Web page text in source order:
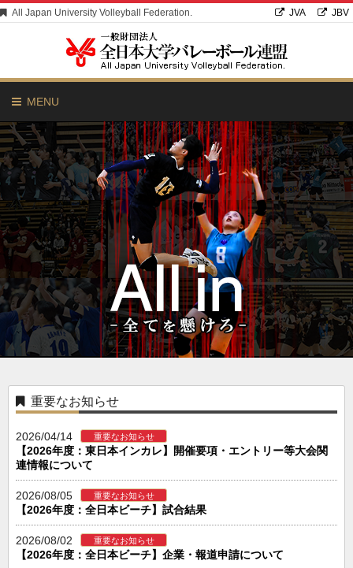
All Japan University Volleyball Federation. JVA JBV
MENU
重要なお知らせ
2026/04/14 重要なお知らせ
【2026年度：東日本インカレ】開催要項・エントリー等大会関
連情報について
2026/08/05 重要なお知らせ
【2026年度：全日本ビーチ】試合結果
2026/08/02 重要なお知らせ
【2026年度：全日本ビーチ】企業・報道申請について